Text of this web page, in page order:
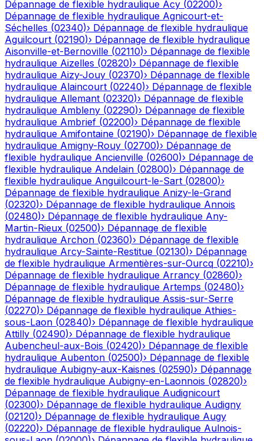
Dépannage de flexible hydraulique Acy (02200)›
Dépannage de flexible hydraulique Agnicourt-et-
Séchelles (02340)› Dépannage de flexible hydraulique
Aguilcourt (02190)› Dépannage de flexible hydraulique
Aisonville-et-Bernoville (02110)› Dépannage de flexible
hydraulique Aizelles (02820)› Dépannage de flexible
hydraulique Aizy-Jouy (02370)› Dépannage de flexible
hydraulique Alaincourt (02240)› Dépannage de flexible
hydraulique Allemant (02320)› Dépannage de flexible
hydraulique Ambleny (02290)› Dépannage de flexible
hydraulique Ambrief (02200)› Dépannage de flexible
hydraulique Amifontaine (02190)› Dépannage de flexible
hydraulique Amigny-Rouy (02700)› Dépannage de
flexible hydraulique Ancienville (02600)› Dépannage de
flexible hydraulique Andelain (02800)› Dépannage de
flexible hydraulique Anguilcourt-le-Sart (02800)›
Dépannage de flexible hydraulique Anizy-le-Grand
(02320)› Dépannage de flexible hydraulique Annois
(02480)› Dépannage de flexible hydraulique Any-
Martin-Rieux (02500)› Dépannage de flexible
hydraulique Archon (02360)› Dépannage de flexible
hydraulique Arcy-Sainte-Restitue (02130)› Dépannage
de flexible hydraulique Armentières-sur-Ourcq (02210)›
Dépannage de flexible hydraulique Arrancy (02860)›
Dépannage de flexible hydraulique Artemps (02480)›
Dépannage de flexible hydraulique Assis-sur-Serre
(02270)› Dépannage de flexible hydraulique Athies-
sous-Laon (02840)› Dépannage de flexible hydraulique
Attilly (02490)› Dépannage de flexible hydraulique
Aubencheul-aux-Bois (02420)› Dépannage de flexible
hydraulique Aubenton (02500)› Dépannage de flexible
hydraulique Aubigny-aux-Kaisnes (02590)› Dépannage
de flexible hydraulique Aubigny-en-Laonnois (02820)›
Dépannage de flexible hydraulique Audignicourt
(02300)› Dépannage de flexible hydraulique Audigny
(02120)› Dépannage de flexible hydraulique Augy
(02220)› Dépannage de flexible hydraulique Aulnois-